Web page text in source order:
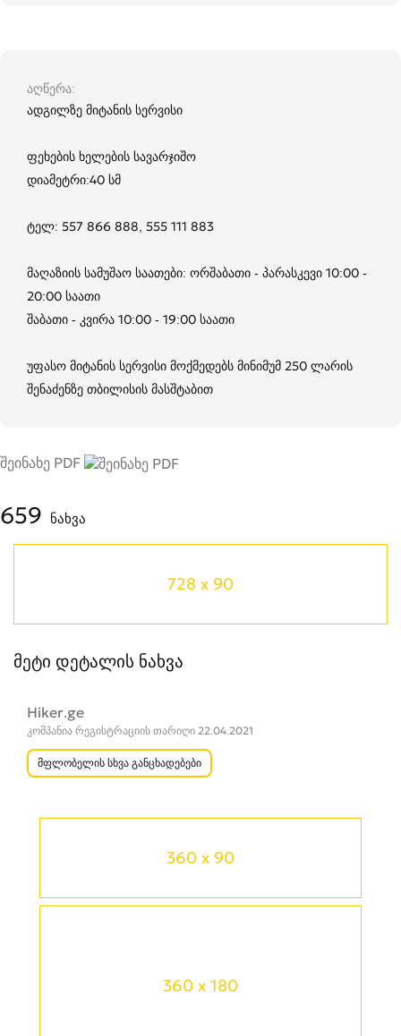
360 x 90
360 x 180
აღწერა
ადგილზე მიტანის სერვისი
ფეხების ხელების სავარჯიშო
დიამეტრი:40 სმ
ტელ: 557 866 888, 555 111 883
მაღაზიის სამუშაო საათები: ორშაბათი - პარასკევი 10:00 -
20:00 საათი
შაბათი - კვირა 10:00 - 19:00 საათი
უფასო მიტანის სერვისი მოქმედებს მინიმუმ 250 ლარის
შენაძენზე თბილისის მასშტაბით
შეინახე PDF
659 ნახვა
728 x 90
მეტი დეტალის ნახვა
Hiker.ge
კომპანია რეგისტრაციის თარიღი 22.04.2021
მფლობელის სხვა განცხადებები